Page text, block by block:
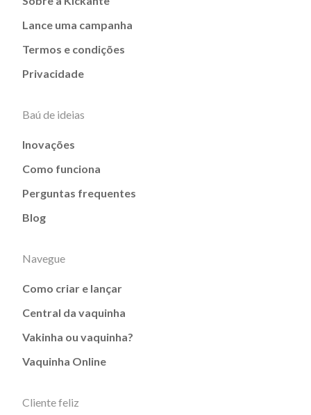
Lance uma campanha
Termos e condições
Privacidade
Baú de ideias
Inovações
Como funciona
Perguntas frequentes
Blog
Navegue
Como criar e lançar
Central da vaquinha
Vakinha ou vaquinha?
Vaquinha Online
Cliente feliz